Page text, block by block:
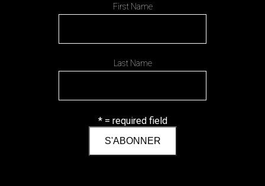
First Name
Last Name
* = required field